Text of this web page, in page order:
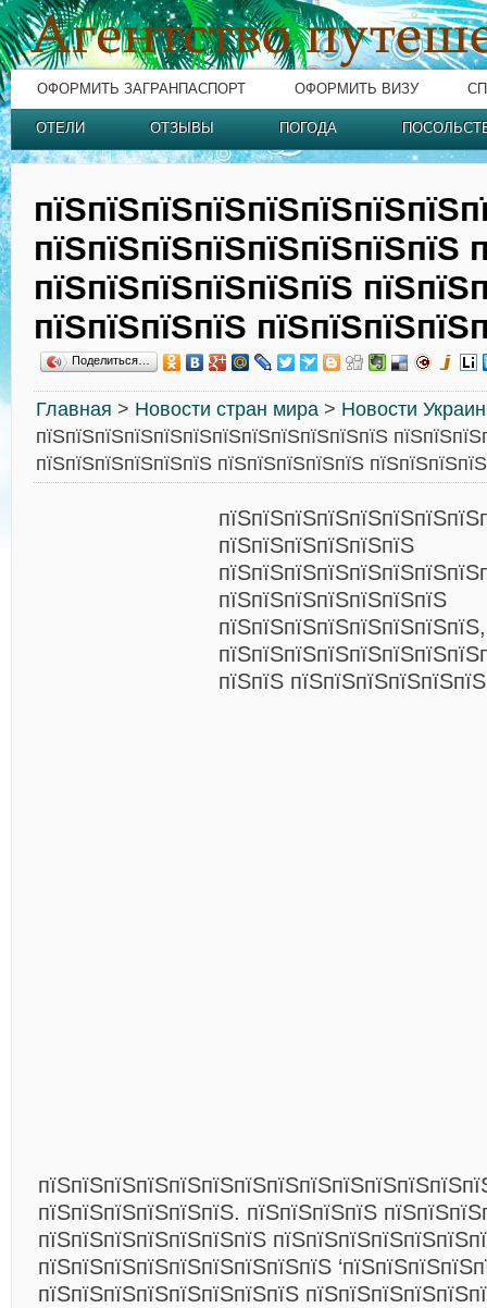
ОФОРМИТЬ ЗАГРАНПАСПОРТ ОФОРМИТЬ ВИЗУ
ОТЕЛИ ОТЗЫВЫ ПОГОДА
пїЅпїЅпїЅпїЅпїЅпїЅпїЅпїЅ
пїЅпїЅпїЅпїЅпїЅпїЅ
пїЅпїЅпїЅпїЅ
Поделиться…
Главная > Новости стран мира > Новости
пїЅпїЅпїЅпїЅпїЅпїЅпїЅпїЅпїЅпїЅпїЅпїЅ
пїЅпїЅпїЅпїЅпїЅпїЅ пїЅпїЅпїЅпїЅпїЅ
пїЅпїЅпїЅпїЅпїЅпїЅ
пїЅпїЅпїЅпїЅпїЅпїЅпїЅ
пїЅпїЅпїЅпїЅпїЅпїЅпїЅпїЅ,
пїЅпїЅ
пїЅпїЅпїЅпїЅпїЅпїЅ. пїЅпїЅпїЅпїЅ
пїЅпїЅпїЅпїЅпїЅпїЅпїЅ
пїЅпїЅпїЅпїЅпїЅпїЅпїЅпїЅпїЅ
пїЅпїЅпїЅпїЅпїЅпїЅпїЅпїЅ